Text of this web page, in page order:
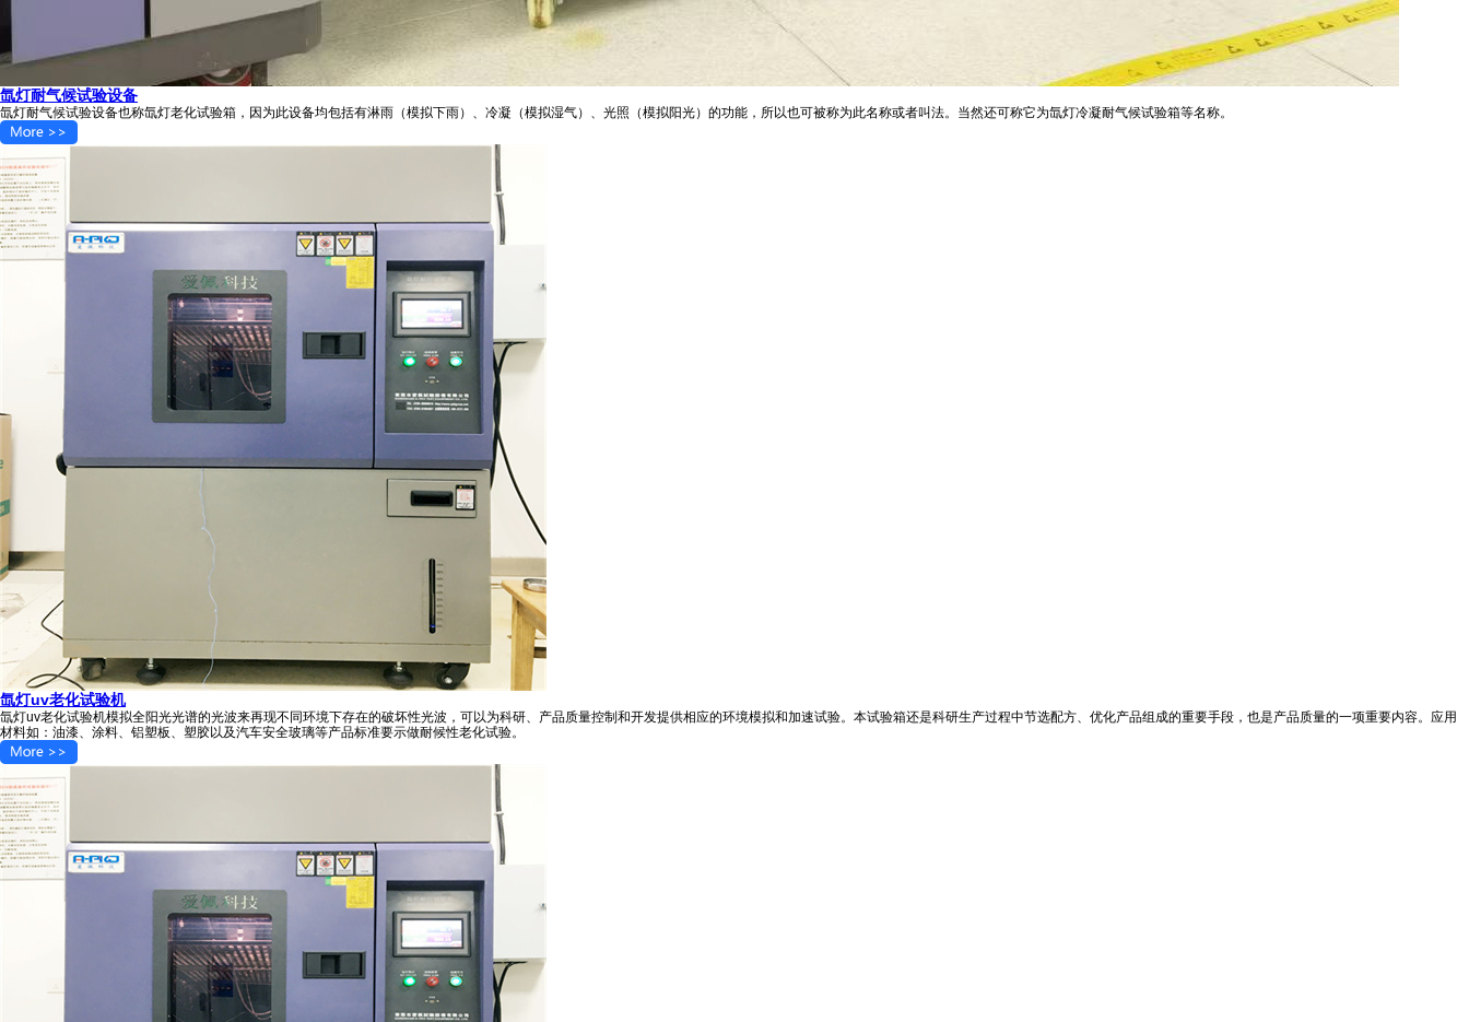
氙灯耐气候试验设备
氙灯耐气候试验设备也称氙灯老化试验箱，因为此设备均包括有淋雨（模拟下雨）、冷凝（模拟湿气）、光照（模拟阳光）的功能，所以也可被称为此名称或者叫法。当然还可称它为氙灯冷凝耐气候试验箱等名称。
氙灯uv老化试验机
氙灯uv老化试验机模拟全阳光光谱的光波来再现不同环境下存在的破坏性光波，可以为科研、产品质量控制和开发提供相应的环境模拟和加速试验。本试验箱还是科研生产过程中节选配方、优化产品组成的重要手段，也是产品质量的一项重要内容。应用
材料如：油漆、涂料、铝塑板、塑胶以及汽车安全玻璃等产品标准要示做耐候性老化试验。